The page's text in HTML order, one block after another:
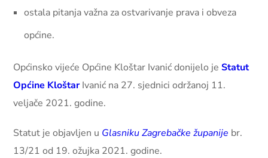
ostala pitanja važna za ostvarivanje prava i obveza
općine.
Općinsko vijeće Općine Kloštar Ivanić donijelo jeStatut
Općine KloštarIvanić na 27. sjednici održanoj 11.
veljače 2021. godine.
Statut je objavljen u Glasniku Zagrebačke županije br.
13/21 od 19. ožujka 2021. godine.